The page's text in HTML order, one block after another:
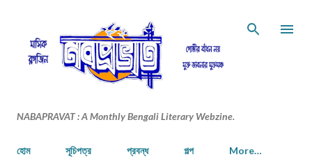
NABAPRAVAT : A Monthly Bengali Literary Webzine.
হোম সূচিপত্র প্রবন্ধ গল্প More…